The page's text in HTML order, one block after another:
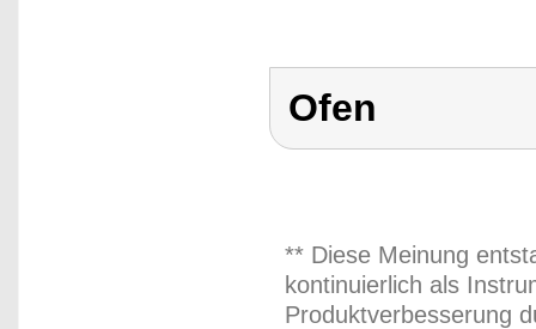
Ofen
** Diese Meinung
kontinuierlich als
Produktverbesserung